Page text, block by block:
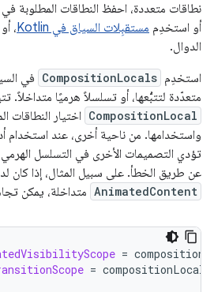
نطاقات متعددة، احفظ النطاقات المطلوبة في
أو استخدِم مستقبِلات السياق في Kotlin
،
الدوال.
استخدِم CompositionLocals في
متعدّدة لتتبُّعها، أو تسلسلاً هرميًا متداخلاً.
CompositionLocal اختيار النطاقات
واستخدامها. من ناحية أخرى، عند استخدام
تؤدي التصميمات الأخرى في التسلسل الهرمي
عن طريق الخطأ. على سبيل المثال، إذا كان
AnimatedContent متداخلة، يمكن
=
=